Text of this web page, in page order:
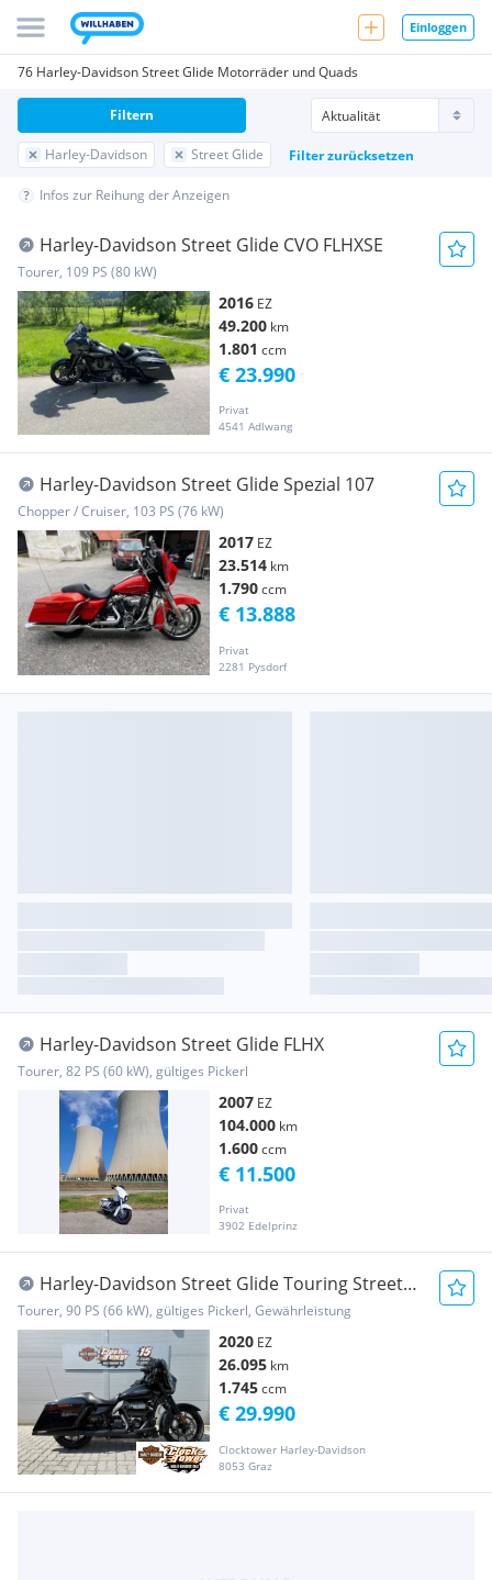
Einloggen
76 Harley-Davidson Street Glide Motorräder und Quads
Harley-Davidson Street Glide Filter zurücksetzen
Filtern
Infos zur Reihung der Anzeigen
Harley-Davidson Street Glide CVO FLHXSE
Tourer, 109 PS (80 kW)
2016 EZ
49.200 km
1.801 ccm
Privat
4541 Adlwang
€ 23.990
Harley-Davidson Street Glide Spezial 107
Chopper / Cruiser, 103 PS (76 kW)
2017 EZ
23.514 km
1.790ccm
Privat
2281 Pysdorf
€ 13.888
Harley-Davidson Street Glide FLHX
Tourer, 82 PS (60 kW), gültiges Pickerl
2007 EZ
104.000 km
1.600ccm
Privat
3902 Edelprinz
€ 11.500
Harley-Davidson Street Glide Touring Street
Glide Special FLHXS
Tourer, 90 PS (66 kW), gültiges Pickerl, Gewährleistung
2020 EZ
26.095 km
1.745ccm
Clocktower Harley-Davidson
8053 Graz
€ 29.990